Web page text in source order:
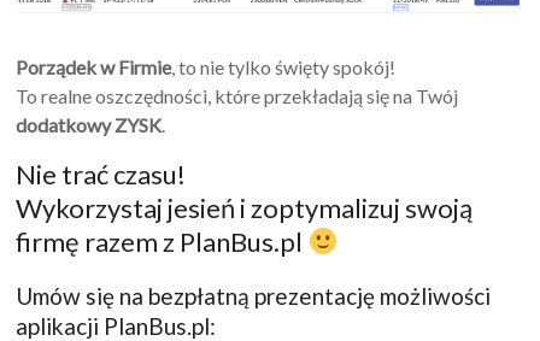
Porządek w Firmie, to nie tylko święty spokój!
To realne oszczędności, które przekładają się na Twój
dodatkowy ZYSK
Nie trać czasu!
Wykorzystaj jesień i zoptymalizuj swoją
firmę razem z PlanBus.pl
Umów się na bezpłatną prezentację możliwości
aplikacji PlanBus.pl: